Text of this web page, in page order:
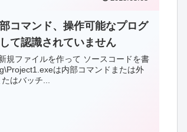
コマンド、操作可能なプログ
て認識されていません
ファイルを作って ソースコードを書
は内部コマンドまたは外
はバッチ...